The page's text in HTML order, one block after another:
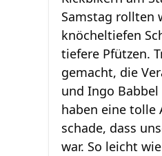
Samstag rollten
knöcheltiefen
tiefere Pfützen.
gemacht, die
und Ingo
haben eine tolle
schade, dass
war. So leicht